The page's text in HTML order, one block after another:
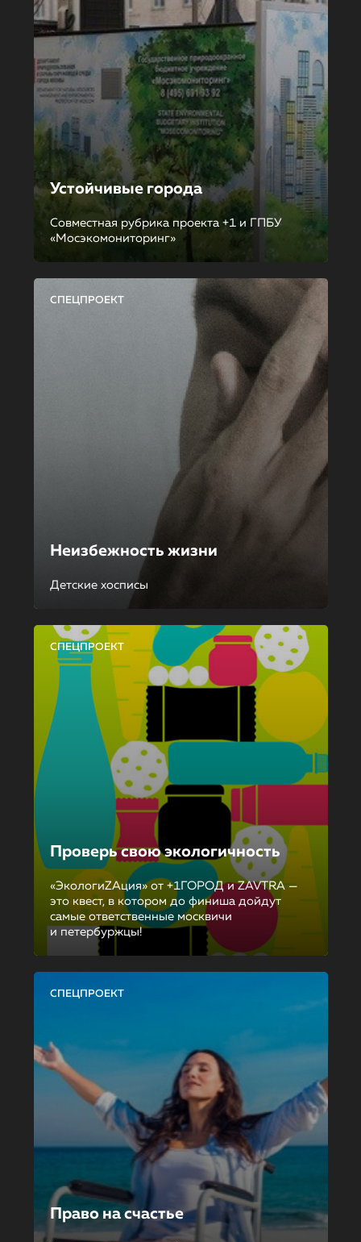
Устойчивые города
Совместная рубрика проекта +1 и ГПБУ
«Мосэкомониторинг»
СПЕЦПРОЕКТ
Неизбежность жизни
Детские хосписы
СПЕЦПРОЕКТ
Проверь свою экологичность
«ЭкологиZAция» от +1ГОРОД и ZAVTRA —
это квест, в котором до финиша дойдут
самые ответственные москвичи
и петербуржцы!
СПЕЦПРОЕКТ
Право на счастье